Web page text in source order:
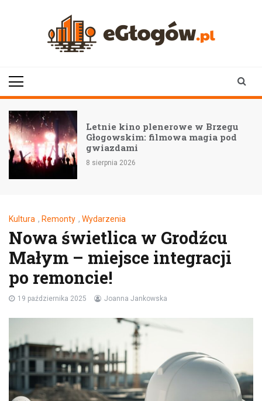
w Brzegu
magia pod
Zmiany w
GOKiS” –
Kultura , Remonty , Wydarzenia
Nowa świetlica w Grodźcu
Małym – miejsce integracji
po remoncie!
19 października 2025 Joanna Jankowska